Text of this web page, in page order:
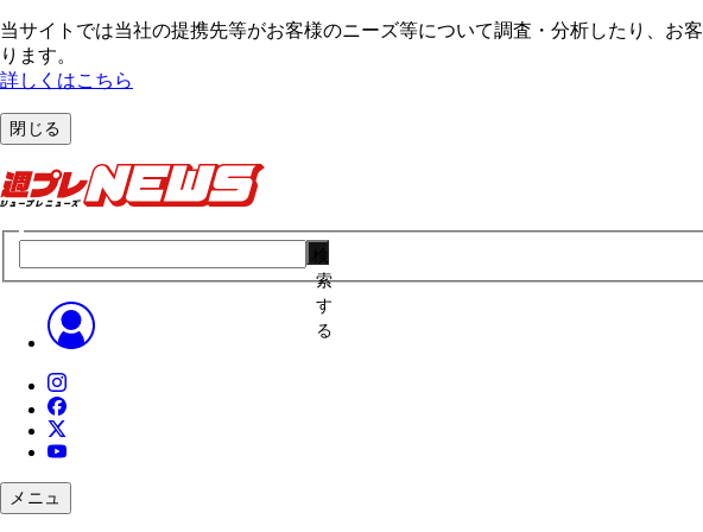
当サイトでは当社の提携先等がお客様のニーズ等について調査・分析したり、お
ります。
詳しくはこちら
閉じる
索
す
る
メニュ